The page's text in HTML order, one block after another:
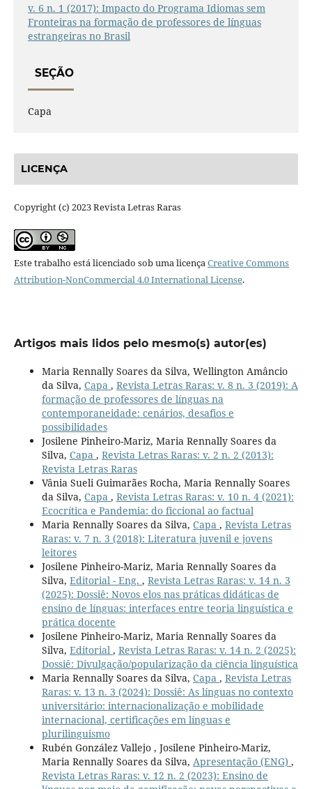
v. 6 n. 1 (2017): Impacto do Programa Idiomas sem
Fronteiras na formação de professores de línguas
estrangeiras no Brasil
SEÇÃO
Capa
LICENÇA
Copyright (c) 2023 Revista Letras Raras
Este trabalho está licenciado sob uma licença Creative Commons
Attribution-NonCommercial 4.0 International License.
Artigos mais lidos pelo mesmo(s) autor(es)
Maria Rennally Soares da Silva, Wellington Amâncio
da Silva, Capa , Revista Letras Raras: v. 8 n. 3 (2019): A
formação de professores de línguas na
contemporaneidade: cenários, desafios e
possibilidades
Josilene Pinheiro-Mariz, Maria Rennally Soares da
Silva, Capa , Revista Letras Raras: v. 2 n. 2 (2013):
Revista Letras Raras
Vânia Sueli Guimarães Rocha, Maria Rennally Soares
da Silva, Capa , Revista Letras Raras: v. 10 n. 4 (2021):
Ecocrítica e Pandemia: do ficcional ao factual
Maria Rennally Soares da Silva, Capa , Revista Letras
Raras: v. 7 n. 3 (2018): Literatura juvenil e jovens
leitores
Josilene Pinheiro-Mariz, Maria Rennally Soares da
Silva, Editorial - Eng. , Revista Letras Raras: v. 14 n. 3
(2025): Dossiê: Novos elos nas práticas didáticas de
ensino de línguas: interfaces entre teoria linguística e
prática docente
Josilene Pinheiro-Mariz, Maria Rennally Soares da
Silva, Editorial , Revista Letras Raras: v. 14 n. 2 (2025):
Dossiê: Divulgação/popularização da ciência linguística
Maria Rennally Soares da Silva, Capa , Revista Letras
Raras: v. 13 n. 3 (2024): Dossiê: As línguas no contexto
universitário: internacionalização e mobilidade
internacional, certificações em línguas e
plurilinguismo
Rubén González Vallejo , Josilene Pinheiro-Mariz,
Maria Rennally Soares da Silva, Apresentação (ENG) ,
Revista Letras Raras: v. 12 n. 2 (2023): Ensino de